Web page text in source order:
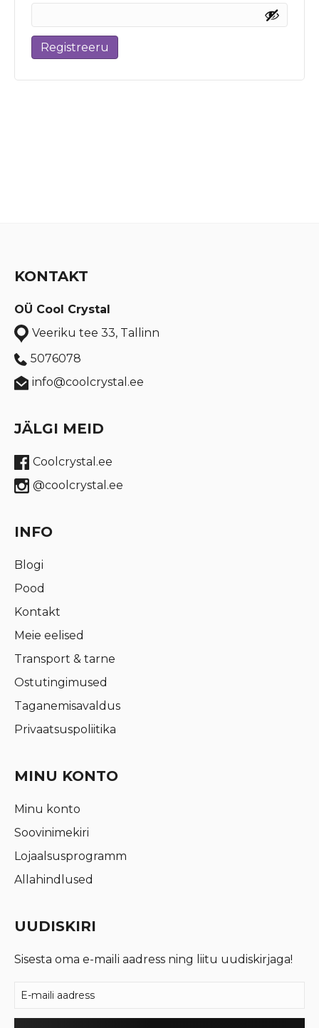
Registreeru
KONTAKT
OÜ Cool Crystal
Veeriku tee 33, Tallinn
5076078
info@coolcrystal.ee
JÄLGI MEID
Coolcrystal.ee
@coolcrystal.ee
INFO
Blogi
Pood
Kontakt
Meie eelised
Transport & tarne
Ostutingimused
Taganemisavaldus
Privaatsuspoliitika
MINU KONTO
Minu konto
Soovinimekiri
Lojaalsusprogramm
Allahindlused
UUDISKIRI
Sisesta oma e-maili aadress ning liitu uudiskirjaga!